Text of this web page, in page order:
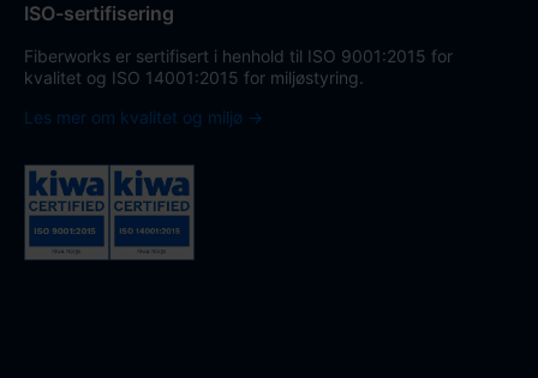
ISO-sertifisering
Fiberworks er sertifisert i henhold til ISO 9001:2015 for
kvalitet og ISO 14001:2015 for miljøstyring.
Les mer om kvalitet og miljø →